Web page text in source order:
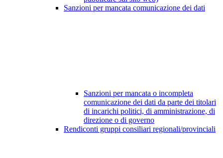
Sanzioni per mancata comunicazione dei dati
Sanzioni per mancata o incompleta
comunicazione dei dati da parte dei titolari
di incarichi politici, di amministrazione, di
direzione o di governo
Rendiconti gruppi consiliari regionali/provinciali